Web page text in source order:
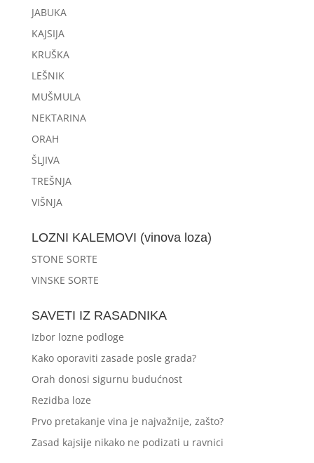
JABUKA
KAJSIJA
KRUŠKA
LEŠNIK
MUŠMULA
NEKTARINA
ORAH
ŠLJIVA
TREŠNJA
VIŠNJA
LOZNI KALEMOVI (vinova loza)
STONE SORTE
VINSKE SORTE
SAVETI IZ RASADNIKA
Izbor lozne podloge
Kako oporaviti zasade posle grada?
Orah donosi sigurnu budućnost
Rezidba loze
Prvo pretakanje vina je najvažnije, zašto?
Zasad kajsije nikako ne podizati u ravnici